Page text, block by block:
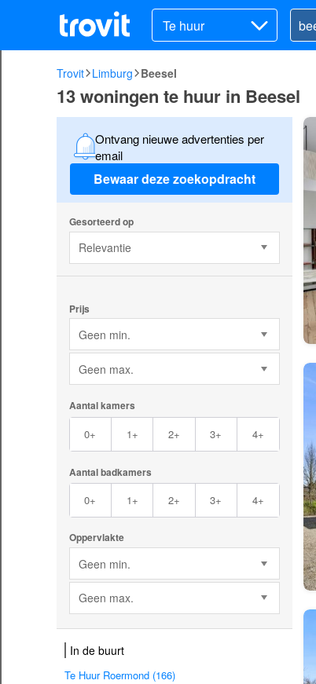
Te huur
Trovit Limburg Beesel
13 woningen te huur in Beesel
Ontvang nieuwe advertenties per
email
Bewaar deze zoekopdracht
Gesorteerd op
Relevantie
Prijs
Geen min.
Geen max.
Aantal kamers
0+ 1+ 2+ 3+ 4+
Aantal badkamers
0+ 1+ 2+ 3+ 4+
Oppervlakte
Geen min.
Geen max.
In de buurt
Te Huur Roermond (166)